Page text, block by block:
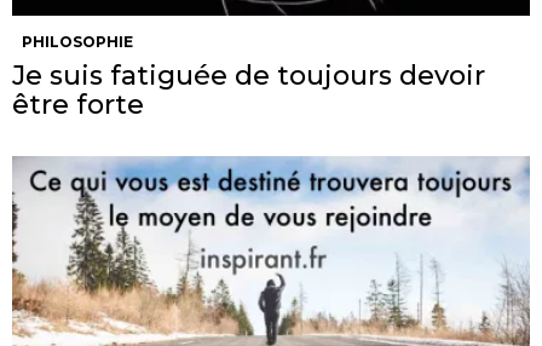
PHILOSOPHIE
Je suis fatiguée de toujours devoir
être forte